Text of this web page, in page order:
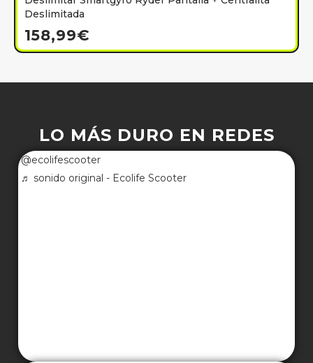
Deslimitada
158,99€
LO MÁS DURO EN REDES
@ecolifescooter
♬ sonido original - Ecolife Scooter